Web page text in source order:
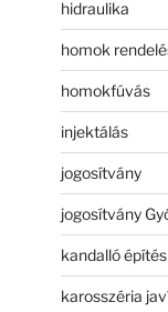
hidraulika
homok
homokfúvás
injektálás
jogosítvány
jogosítvány
kandalló építés
karosszéria